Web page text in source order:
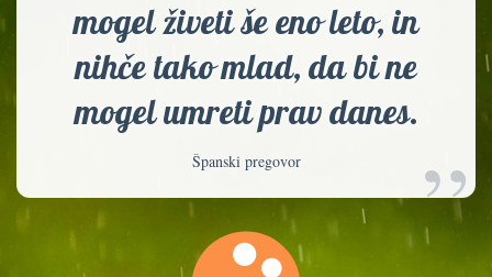
mogel živeti še eno leto, in
nihče tako mlad, da bi ne
mogel umreti prav danes.
Španski pregovor ”